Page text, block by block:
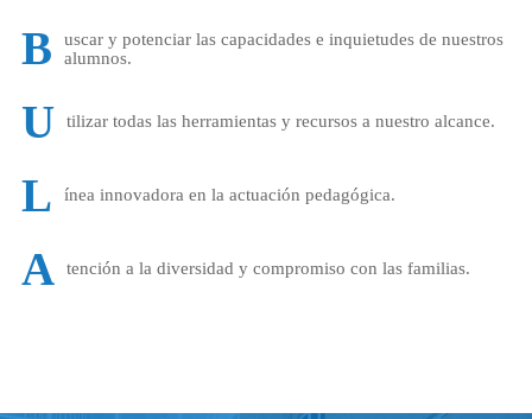
B
uscar y potenciar las capacidades e inquietudes de nuestros
alumnos.
U tilizar todas las herramientas y recursos a nuestro alcance.
L ínea innovadora en la actuación pedagógica.
A tención a la diversidad y compromiso con las familias.